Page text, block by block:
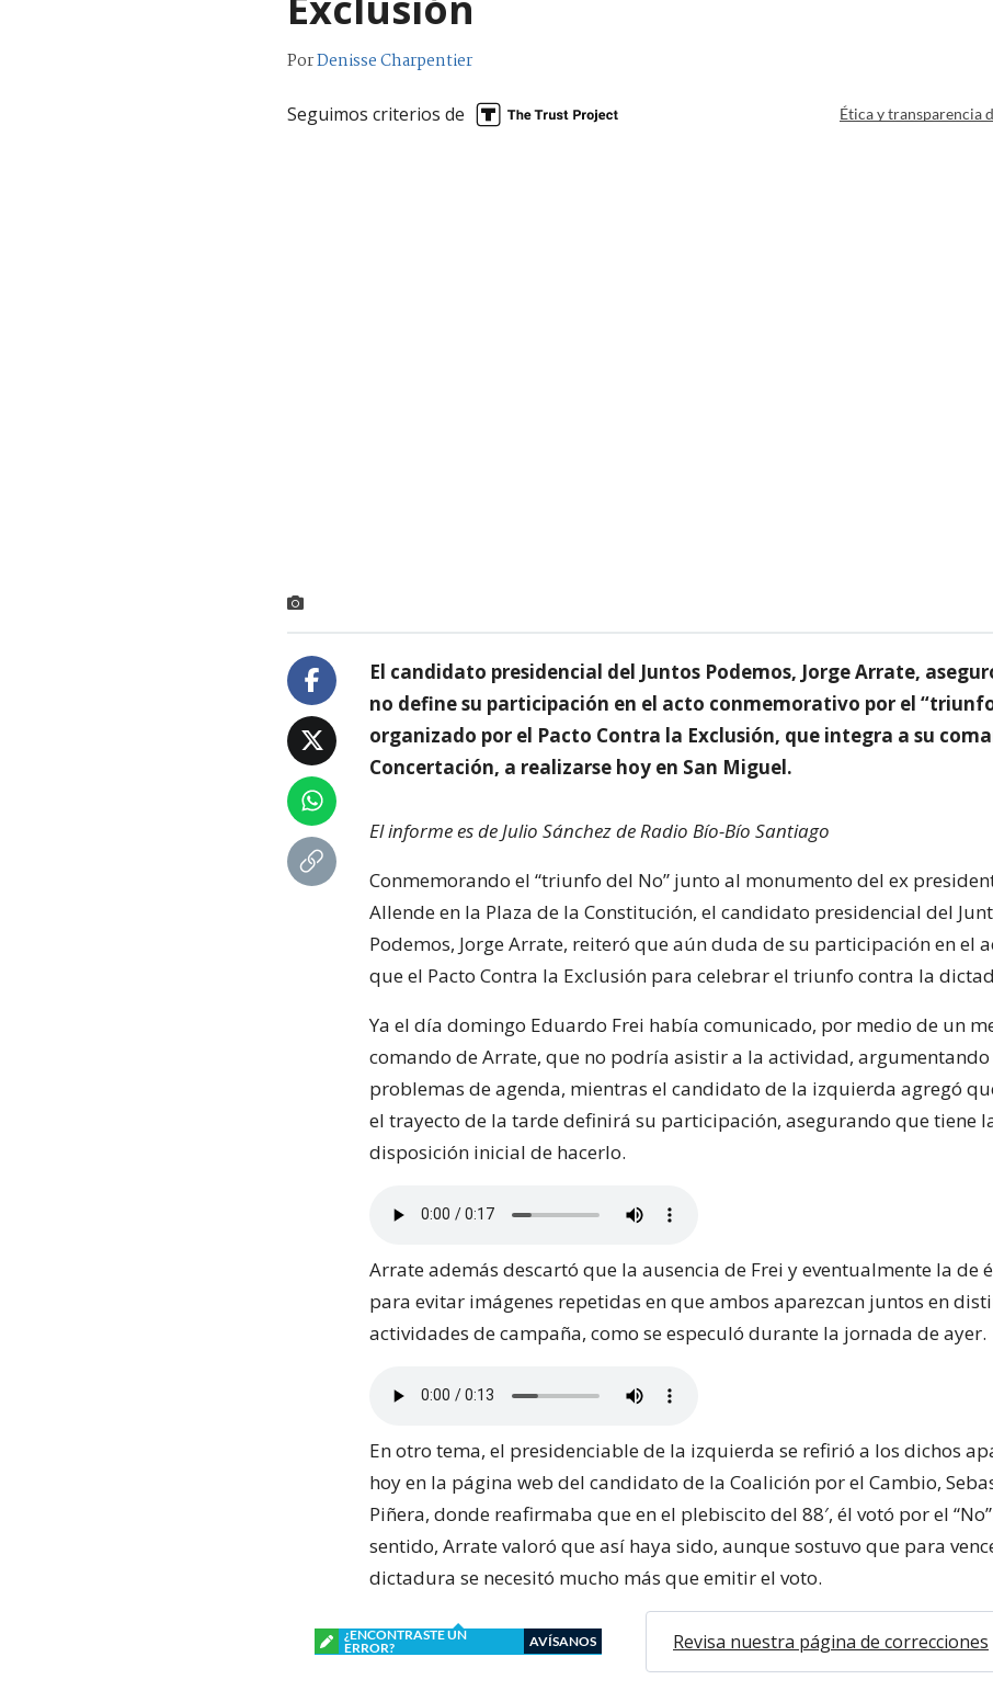
PorDenisse Charpentier
Seguimos criterios de Ética y transparencia
El candidato presidencial del Juntos Podemos, Jorge Arrate,
no define su participación en el acto conmemorativo por el
organizado por el Pacto Contra la Exclusión, que integra a su
Concertación, a realizarse hoy en San Miguel.
El informe es de Julio Sánchez de Radio Bío-Bío Santiago
Conmemorando el “triunfo del No” junto al monumento del ex
Allende en la Plaza de la Constitución, el candidato presidencial del
Podemos, Jorge Arrate, reiteró que aún duda de su participación en el
que el Pacto Contra la Exclusión para celebrar el triunfo contra la
Ya el día domingo Eduardo Frei había comunicado, por medio de un
comando de Arrate, que no podría asistir a la actividad, argumentando
problemas de agenda, mientras el candidato de la izquierda agregó
el trayecto de la tarde definirá su participación, asegurando que tiene
disposición inicial de hacerlo.
Arrate además descartó que la ausencia de Frei y eventualmente la de
para evitar imágenes repetidas en que ambos aparezcan juntos en
actividades de campaña, como se especuló durante la jornada de ayer.
En otro tema, el presidenciable de la izquierda se refirió a los dichos
hoy en la página web del candidato de la Coalición por el Cambio,
Piñera, donde reafirmaba que en el plebiscito del 88′, él votó por el
sentido, Arrate valoró que así haya sido, aunque sostuvo que para
dictadura se necesitó mucho más que emitir el voto.
¿ENCONTRASTE UN
ERROR?
AVÍSANOS Revisa nuestra página de correcciones